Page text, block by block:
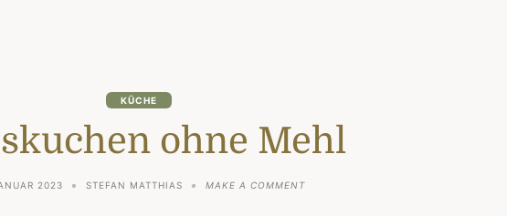
KÜCHE
ohne Mehl
2023 STEFAN MATTHIAS MAKE A COMMENTON